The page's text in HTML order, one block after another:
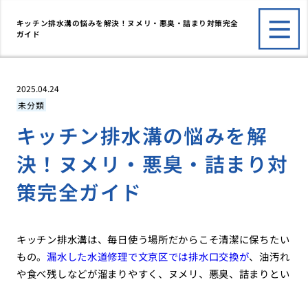
キッチン排水溝の悩みを解決！ヌメリ・悪臭・詰まり対策完全
ガイド
2025.04.24
未分類
キッチン排水溝の悩みを解
決！ヌメリ・悪臭・詰まり対
策完全ガイド
キッチン排水溝は、毎日使う場所だからこそ清潔に保ちたい
もの。漏水した水道修理で文京区では排水口交換が、油汚れ
や食べ残しなどが溜まりやすく、ヌメリ、悪臭、詰まりとい